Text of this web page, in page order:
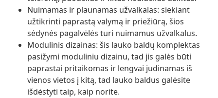
Nuimamas ir plaunamas užvalkalas: siekiant
užtikrinti paprastą valymą ir priežiūrą, šios
sėdynės pagalvėlės turi nuimamus užvalkalus.
Modulinis dizainas: šis lauko baldų komplektas
pasižymi moduliniu dizainu, tad jis galės būti
paprastai pritaikomas ir lengvai judinamas iš
vienos vietos į kitą, tad lauko baldus galėsite
išdėstyti taip, kaip norite.